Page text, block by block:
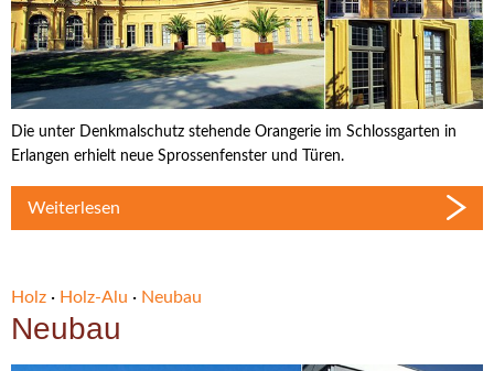
Die unter Denkmalschutz stehende Orangerie im Schlossgarten in
Erlangen erhielt neue Sprossenfenster und Türen.
Weiterlesen
Holz · Holz-Alu · Neubau
Neubau